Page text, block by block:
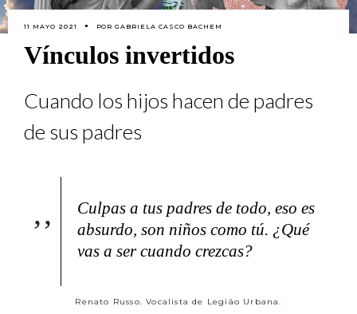
11 MAYO 2021 PORGABRIELA CASCO BACHEM
Vínculos invertidos
Cuando los hijos hacen de padres
de sus padres
Culpas a tus padres de todo, eso es
absurdo, son niños como tú. ¿Qué
vas a ser cuando crezcas?
Renato Russo. Vocalista de Legião Urbana.